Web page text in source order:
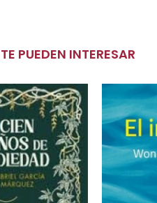
PUEDEN INTERESAR